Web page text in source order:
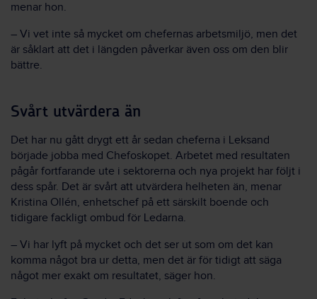
menar hon.
– Vi vet inte så mycket om chefernas arbetsmiljö, men det
är såklart att det i längden påverkar även oss om den blir
bättre.
Svårt utvärdera än
Det har nu gått drygt ett år sedan cheferna i Leksand
började jobba med Chefoskopet. Arbetet med resultaten
pågår fortfarande ute i sektorerna och nya projekt har följt i
dess spår. Det är svårt att utvärdera helheten än, menar
Kristina Ollén, enhetschef på ett särskilt boende och
tidigare fackligt ombud för Ledarna.
– Vi har lyft på mycket och det ser ut som om det kan
komma något bra ur detta, men det är för tidigt att säga
något mer exakt om resultatet, säger hon.